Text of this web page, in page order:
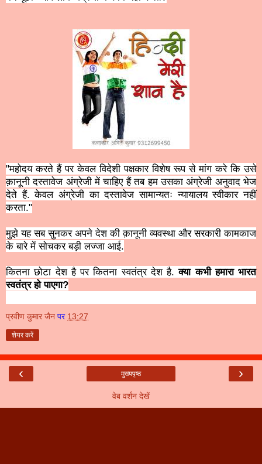
"महोदय करते हैं पर केवल विदेशी पक्षकार विशेष रूप से मांग करे कि उसे
क़ानूनी दस्तावेज अंग्रेजी में चाहिए हैं तब हम उसका अंग्रेजी अनुवाद भेज
देते हैं. केवल अंग्रेजी का दस्तावेज सामान्यतः न्यायालय स्वीकार नहीं
करता."
मुझे यह सब सुनकर अपने देश की क़ानूनी व्यवस्था और सरकारी कामकाज
के बारे में सोचकर बड़ी लज्जा आई.
कितना छोटा देश है पर कितना स्वतंत्र देश है.क्या कभी हमारा भारत
स्वतंत्र हो पाएगा?
प्रवीण कुमार जैन पर 13:27
शेयर करें
‹ ›
मुख्यपृष्ठ
वेब वर्शन देखें